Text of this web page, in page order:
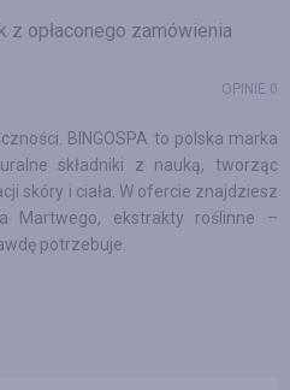
z opłaconego zamówienia
OPINIE 0
BINGOSPA to polska marka
składniki z nauką, tworząc
skóry i ciała. W ofercie znajdziesz
Martwego, ekstrakty roślinne –
potrzebuje.